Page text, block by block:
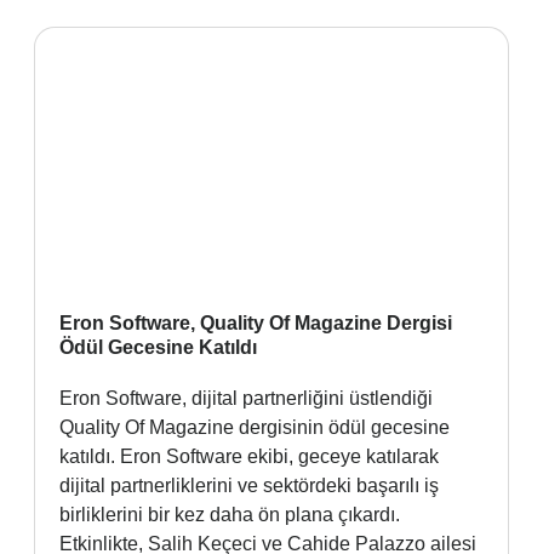
Eron Software, Quality Of Magazine Dergisi
Ödül Gecesine Katıldı
Eron Software, dijital partnerliğini üstlendiği
Quality Of Magazine dergisinin ödül gecesine
katıldı. Eron Software ekibi, geceye katılarak
dijital partnerliklerini ve sektördeki başarılı iş
birliklerini bir kez daha ön plana çıkardı.
Etkinlikte, Salih Keçeci ve Cahide Palazzo ailesi